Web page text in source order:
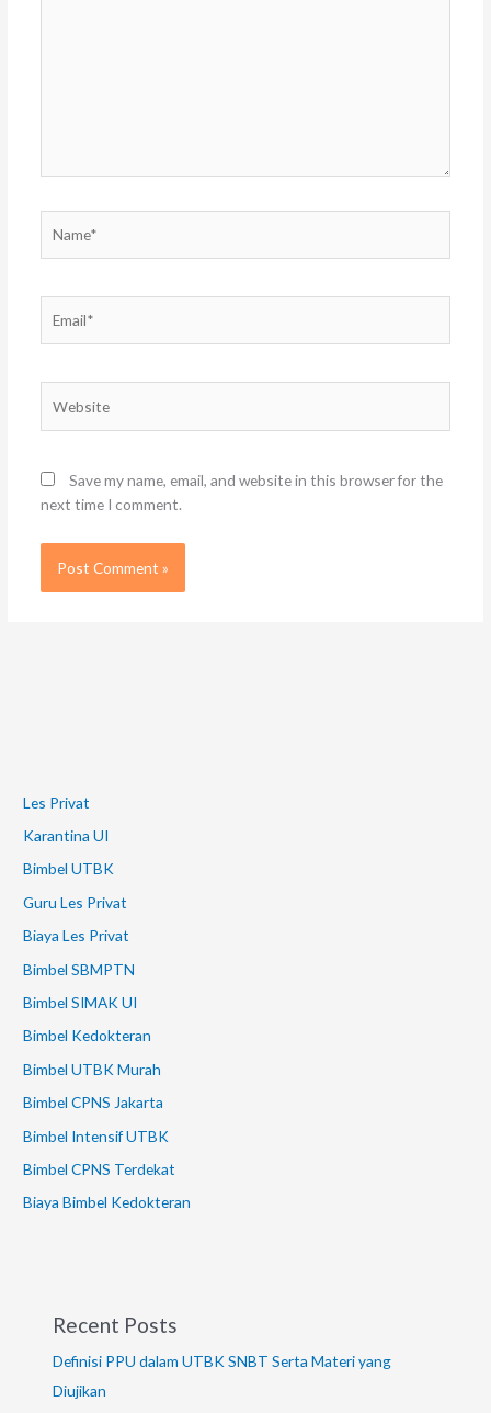
Save my name, email, and website in this browser for the
next time I comment.
Les Privat
Karantina UI
Bimbel UTBK
Guru Les Privat
Biaya Les Privat
Bimbel SBMPTN
Bimbel SIMAK UI
Bimbel Kedokteran
Bimbel UTBK Murah
Bimbel CPNS Jakarta
Bimbel Intensif UTBK
Bimbel CPNS Terdekat
Biaya Bimbel Kedokteran
Recent Posts
Definisi PPU dalam UTBK SNBT Serta Materi yang
Diujikan